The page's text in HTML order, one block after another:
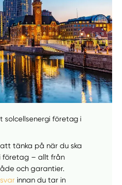
solcellsenergi företag i
tänka på när du ska
företag – allt från
och garantier.
innan du tar in